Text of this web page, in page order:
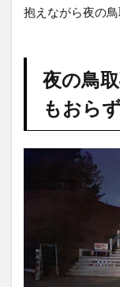
抱えながら夜の鳥
夜の鳥
もおら